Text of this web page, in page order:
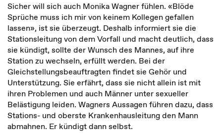
Sicher will sich auch Monika Wagner fühlen. «Blöde
Sprüche muss ich mir von keinem Kollegen gefallen
lassen», ist sie überzeugt. Deshalb informiert sie die
Stationsleitung von dem Vorfall und macht deutlich, dass
sie kündigt, sollte der Wunsch des Mannes, auf ihre
Station zu wechseln, erfüllt werden. Bei der
Gleichstellungsbeauftragten findet sie Gehör und
Unterstützung. Sie erfährt, dass sie nicht allein ist mit
ihren Problemen und auch Männer unter sexueller
Belästigung leiden. Wagners Aussagen führen dazu, dass
Stations- und oberste Krankenhausleitung den Mann
abmahnen. Er kündigt dann selbst.